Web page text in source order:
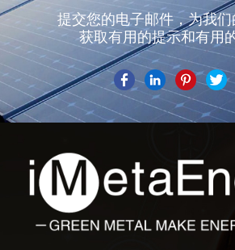
提交您的电子邮件，为我
获取有用的提示和有用